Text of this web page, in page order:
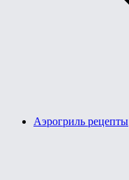
Аэрогриль рецепты